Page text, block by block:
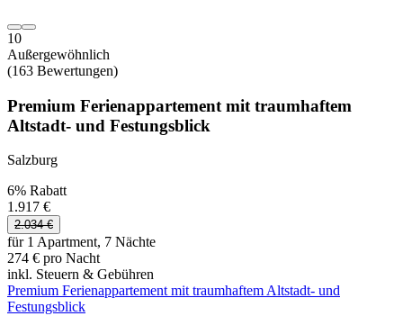
10
Außergewöhnlich
(163 Bewertungen)
Premium Ferienappartement mit traumhaftem
Altstadt- und Festungsblick
Salzburg
6% Rabatt
1.917 €
2.034 €
für 1 Apartment, 7 Nächte
274 € pro Nacht
inkl. Steuern & Gebühren
Premium Ferienappartement mit traumhaftem Altstadt- und
Festungsblick